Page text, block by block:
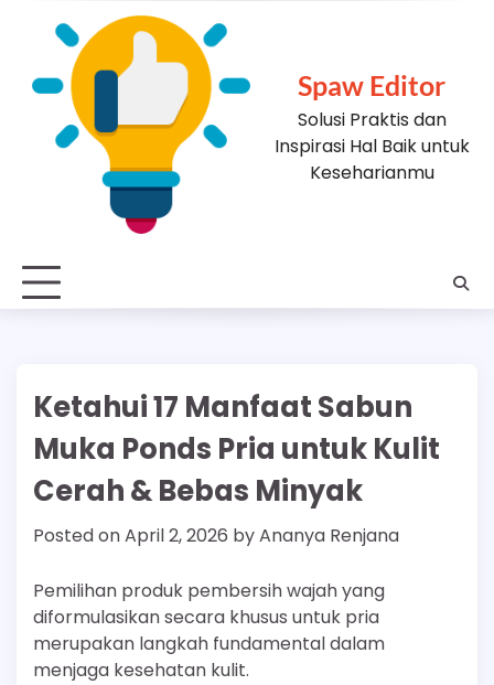
Spaw Editor
Solusi Praktis dan
Inspirasi Hal Baik untuk
Keseharianmu
Ketahui 17 Manfaat Sabun
Muka Ponds Pria untuk Kulit
Cerah & Bebas Minyak
Posted onApril 2, 2026 byAnanya Renjana
Pemilihan produk pembersih wajah yang
diformulasikan secara khusus untuk pria
merupakan langkah fundamental dalam
menjaga kesehatan kulit.